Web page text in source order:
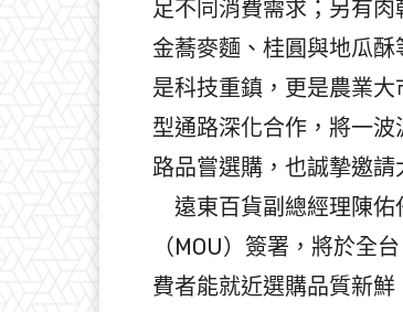
足不同消費需求；另有
金蕎麥麵、桂圓與地瓜
是科技重鎮，更是農業
型通路深化合作，將一
路品嘗選購，也誠摯邀請
遠東百貨副總經理陳佑
（MOU）簽署，將於全
費者能就近選購品質新